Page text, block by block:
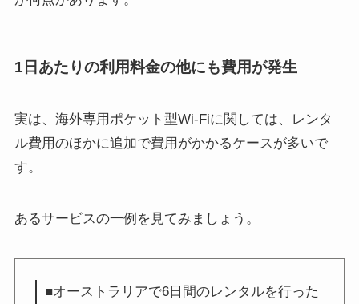
1日あたりの利用料金の他にも費用が発生
実は、海外専用ポケット型Wi-Fiに関しては、レンタ
ル費用のほかに追加で費用がかかるケースが多いで
す。
あるサービスの一例を見てみましょう。
■オーストラリアで6日間のレンタルを行った